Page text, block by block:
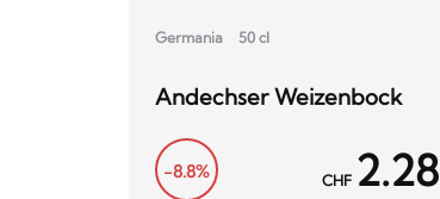
Germania 50 cl
Andechser Weizenbock
-8.8% CHF 2.28